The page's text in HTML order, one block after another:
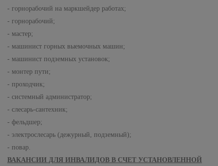
- горнорабочий на маркшейдер работах;
- горнорабочий;
- мастер;
- машинист горных выемочных машин;
- машинист подземных установок;
- монтер пути;
- проходчик;
- системный администратор;
- слесарь-сантехник;
- фельдшер;
- электрослесарь (дежурный, подземный);
- повар.
ВАКАНСИИ ДЛЯ ИНВАЛИДОВ В СЧЕТ УСТАНОВЛЕННОЙ